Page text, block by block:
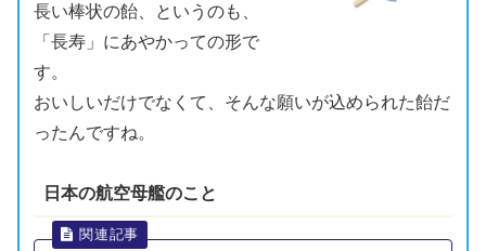
長い棒状の飴、というのも、
「 長寿」にあやかっての形で
す。
おいしいだけでなくて、そんな願いが込められた飴だ
ったんですね。
日本の航空母艦のこと